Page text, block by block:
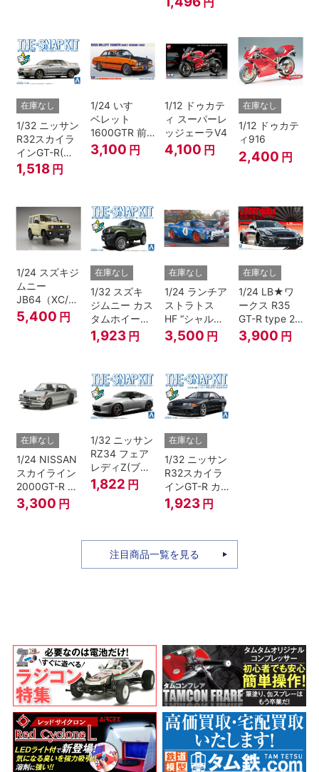
在庫なし
1/32 ニッサン
R32スカイラ
インGT-R(ス
パークシルバ
ー)
1,518 円
1/24 いすゞ
ベレット
1600GTR 前
期型（1969）
3,100 円
1/12 ドゥカテ
ィ スーパーレ
ッジェーラV4
4,100 円
在庫なし
1/12 ドゥカテ
ィ916
2,400 円
1/24 スズキジ
ムニー
JB64（XC/シ
フォンアイボ
リーメタリッ
5,400 円
在庫なし
1/32 スズキ
ジムニー カス
タムホイール
(ジャングルグ
リーン)
1,923 円
在庫なし
1/24 ランチア
ストラトス
HF “シャルド
ネ”
3,500 円
在庫なし
1/24 LB★ワ
ークス R35
GT-R type 2
Ver.2
3,900 円
在庫なし
1/24 NISSAN
スカイライン
2000GT-R ス
トリートカス
タム
3,300 円
1/32 ニッサン
RZ34 フェア
レディZ(ブリ
リアントシル
バー)
1,822 円
在庫なし
1/32 ニッサン
R32スカイラ
インGT-R カ
スタムホイー
ル(ブラックパ
ク)
1,923 円
注目商品一覧を見る